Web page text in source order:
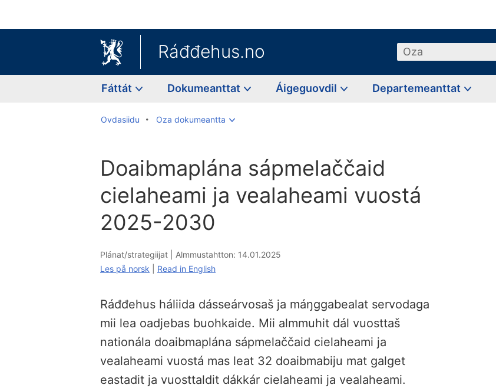
Ráđđehus.no Oza
Fáttát Dokumeanttat Áigeguovdil Departemeanttat
Ovdasiidu Oza dokumeantta
Doaibmaplána sápmelaččaid
cielaheami ja vealaheami vuostá
2025-2030
Plánat/strategiijat | Almmustahtton: 14.01.2025
Les på norsk
Read in English
Ráđđehus háliida dásseárvosaš ja máŋggabealat servodaga
mii lea oadjebas buohkaide. Mii almmuhit dál vuosttaš
nationála doaibmaplána sápmelaččaid cielaheami ja
vealaheami vuostá mas leat 32 doaibmabiju mat galget
eastadit ja vuosttaldit dákkár cielaheami ja vealaheami.